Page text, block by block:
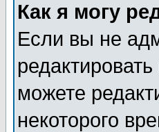
Как я могу
Если вы не
можете
некоторого